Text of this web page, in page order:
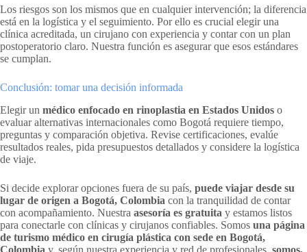
Los riesgos son los mismos que en cualquier intervención; la diferencia
está en la logística y el seguimiento. Por ello es crucial elegir una
clínica acreditada, un cirujano con experiencia y contar con un plan
postoperatorio claro. Nuestra función es asegurar que esos estándares
se cumplan.
Conclusión: tomar una decisión informada
Elegir un médico enfocado en rinoplastia en Estados Unidos o
evaluar alternativas internacionales como Bogotá requiere tiempo,
preguntas y comparación objetiva. Revise certificaciones, evalúe
resultados reales, pida presupuestos detallados y considere la logística
de viaje.
Si decide explorar opciones fuera de su país, puede viajar desde su
lugar de origen a Bogotá, Colombia con la tranquilidad de contar
con acompañamiento. Nuestra asesoría es gratuita y estamos listos
para conectarle con clínicas y cirujanos confiables. Somos una página
de turismo médico en cirugía plástica con sede en Bogotá,